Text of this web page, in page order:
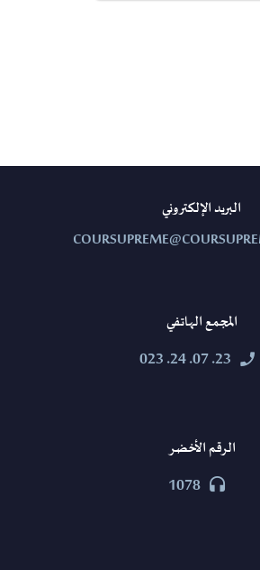
البريد الإلكتروني
المجمع الهاتفي


23. 07. 24. 023
الرقم الأخضر


1078